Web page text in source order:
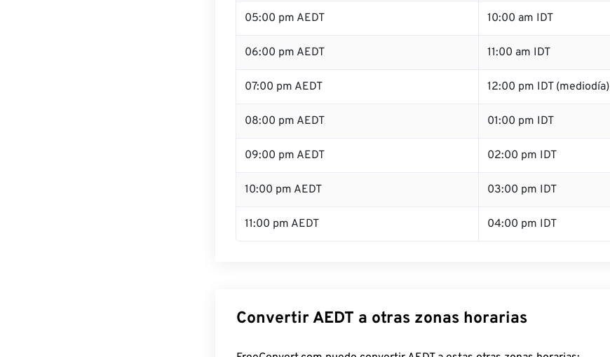
05:00 pm AEDT 10:00 am IDT
06:00 pm AEDT 11:00 am IDT
07:00 pm AEDT 12:00 pm IDT (mediodía)
08:00 pm AEDT 01:00 pm IDT
09:00 pm AEDT 02:00 pm IDT
10:00 pm AEDT 03:00 pm IDT
11:00 pm AEDT 04:00 pm IDT
Convertir AEDT a otras zonas horarias